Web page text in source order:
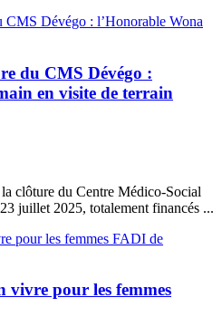
du CMS Dévégo :
en visite de terrain
clôture du Centre Médico-Social
juillet 2025, totalement financés ...
pour les femmes